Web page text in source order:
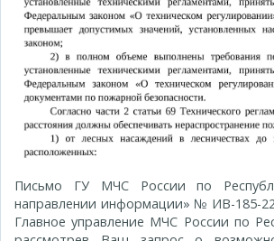
Письмо ГУ МЧС России по
направлении информации» № ИВ-185-
Главное управление МЧС России по